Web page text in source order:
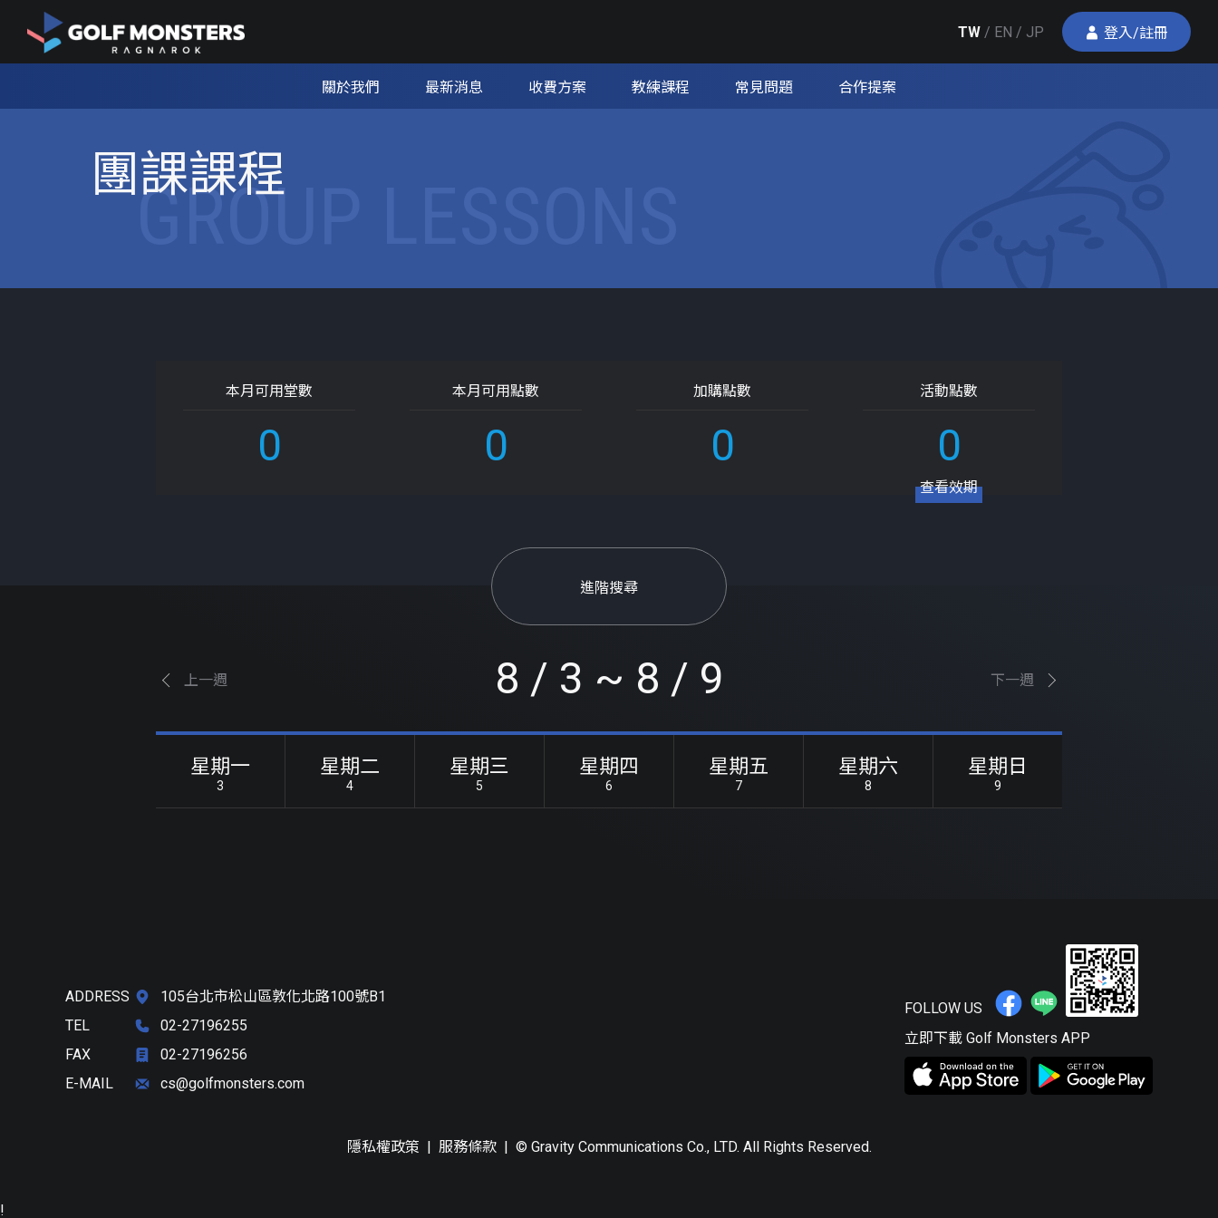
TW / EN / JP 登入/註冊
關於我們 最新消息 收費方案 教練課程 常見問題 合作提案
團課課程
GROUP LESSONS
本月可用堂數
0
本月可用點數
0
加購點數
0
活動點數
0
查看效期
進階搜尋
上一週 8 / 3 ~ 8 / 9 下一週
星期一
3
星期二
4
星期三
5
星期四
6
星期五
7
星期六
8
星期日
9
ADDRESS
105台北市松山區敦化北路100號B1
TEL
02-27196255
FAX
02-27196256
E-MAIL
cs@golfmonsters.com
FOLLOW US
立即下載 Golf Monsters APP
隱私權政策 | 服務條款| © Gravity Communications Co., LTD. All Rights Reserved.
!